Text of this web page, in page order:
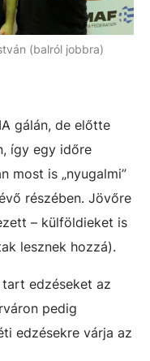
(balról jobbra)
gálán, de előtte
így egy időre
most is „nyugalmi”
részében. Jövőre
– külföldieket is
lesznek hozzá).
edzéseket az
pedig
edzésekre várja az